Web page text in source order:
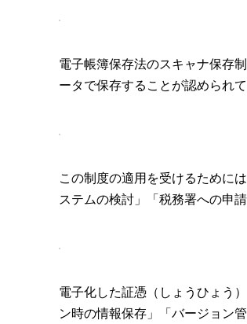
電子帳簿保存法のスキャナ保存
ータで保存することが認められて
この制度の適用を受けるために
ステムの検討」「税務署への申
電子化した証憑（しょうひょう
ン時の情報保存」「バージョン